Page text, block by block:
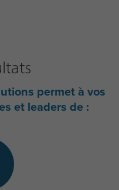
permet à vos
et leaders de :